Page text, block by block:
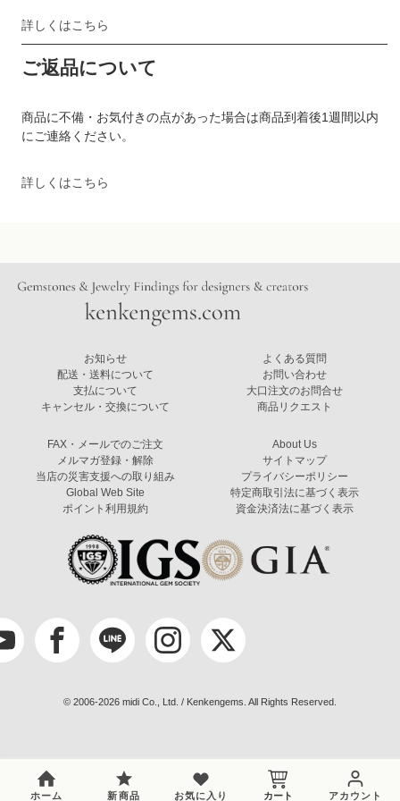
詳しくはこちら
ご返品について
商品に不備・お気付きの点があった場合は商品到着後1週間以内
にご連絡ください。
詳しくはこちら
お知らせ
配送・送料について
支払について
キャンセル・交換について
よくある質問
お問い合わせ
大口注文のお問合せ
商品リクエスト
FAX・メールでのご注文
メルマガ登録・解除
当店の災害支援への取り組み
Global Web Site
ポイント利用規約
About Us
サイトマップ
プライバシーポリシー
特定商取引法に基づく表示
資金決済法に基づく表示
© 2006-2026 midi Co., Ltd. / Kenkengems. All Rights Reserved.
ホーム 新商品 お気に入り カート アカウント